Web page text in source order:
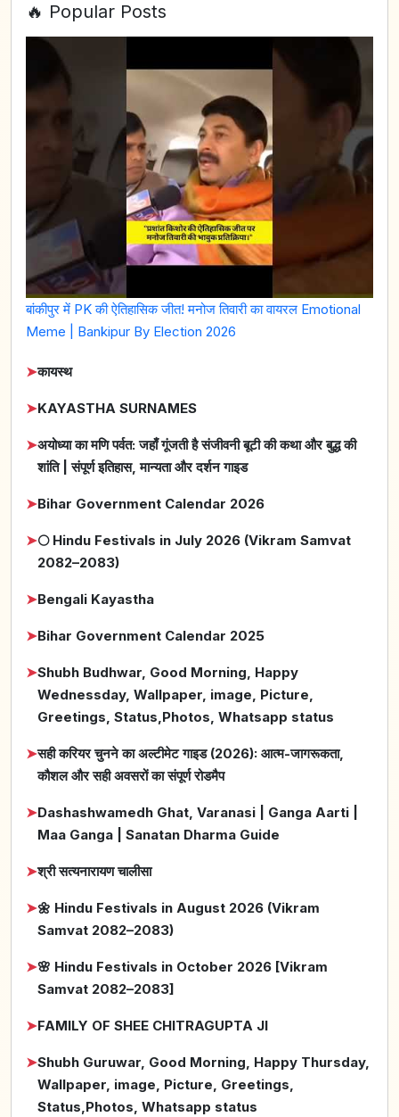
🔥 Popular Posts
बांकीपुर में PK की ऐतिहासिक जीत! मनोज तिवारी का वायरल Emotional
Meme | Bankipur By Election 2026
➤कायस्थ
➤KAYASTHA SURNAMES
➤अयोध्या का मणि पर्वत: जहाँ गूंजती है संजीवनी बूटी की कथा और बुद्ध की
शांति | संपूर्ण इतिहास, मान्यता और दर्शन गाइड
➤Bihar Government Calendar 2026
➤🌕 Hindu Festivals in July 2026 (Vikram Samvat
2082–2083)
➤Bengali Kayastha
➤Bihar Government Calendar 2025
➤Shubh Budhwar, Good Morning, Happy
Wednessday, Wallpaper, image, Picture,
Greetings, Status,Photos, Whatsapp status
➤सही करियर चुनने का अल्टीमेट गाइड (2026): आत्म-जागरूकता,
कौशल और सही अवसरों का संपूर्ण रोडमैप
➤Dashashwamedh Ghat, Varanasi | Ganga Aarti |
Maa Ganga | Sanatan Dharma Guide
➤श्री सत्यनारायण चालीसा
➤🌼 Hindu Festivals in August 2026 (Vikram
Samvat 2082–2083)
➤🌸 Hindu Festivals in October 2026 [Vikram
Samvat 2082–2083]
➤FAMILY OF SHEE CHITRAGUPTA JI
➤Shubh Guruwar, Good Morning, Happy Thursday,
Wallpaper, image, Picture, Greetings,
Status,Photos, Whatsapp status